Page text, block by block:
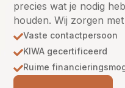
precies wat je nodig
houden. Wij zorgen
Vaste contactpersoon
KIWA gecertificeerd
Ruime